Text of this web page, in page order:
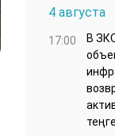
4 августа
17:00
В
теңге